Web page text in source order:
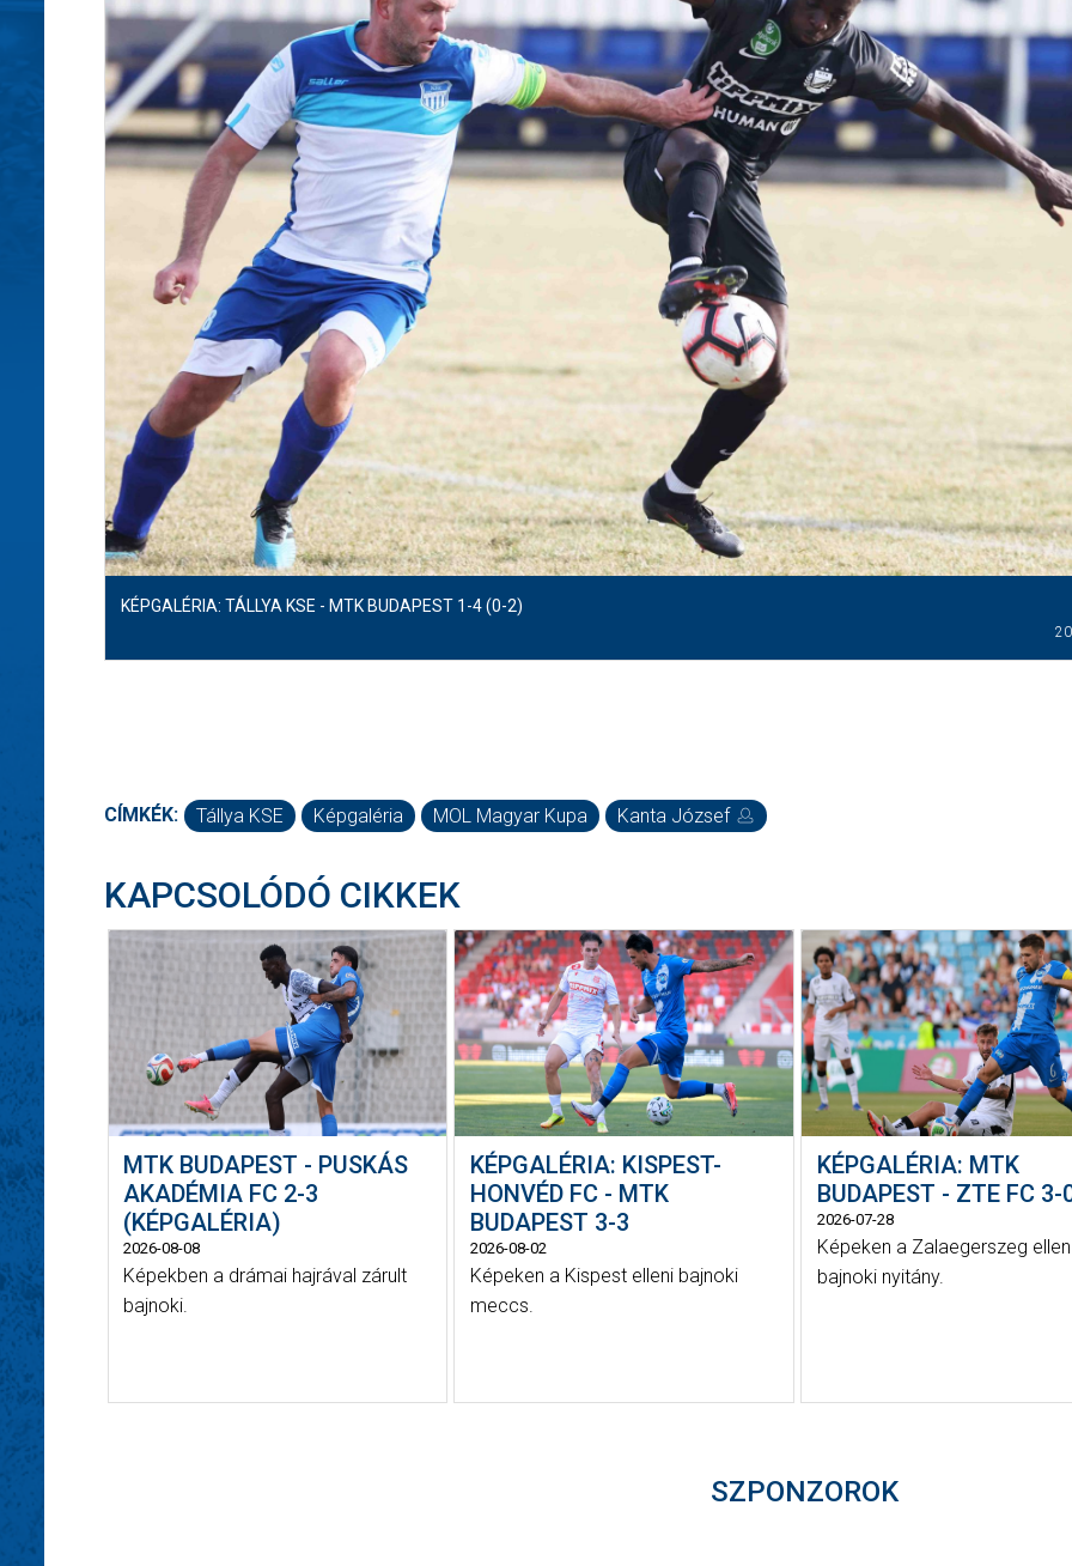
KÉPGALÉRIA: TÁLLYA KSE - MTK BUDAPEST 1-4 (0-2)
CÍMKÉK: Tállya KSE Képgaléria MOL Magyar Kupa Kanta József
KAPCSOLÓDÓ CIKKEK
MTK BUDAPEST - PUSKÁS
AKADÉMIA FC 2-3
(KÉPGALÉRIA)
2026-08-08
Képekben a drámai hajrával zárult
bajnoki.
KÉPGALÉRIA: KISPEST-
HONVÉD FC - MTK
BUDAPEST 3-3
2026-08-02
Képeken a Kispest elleni bajnoki
meccs.
KÉPGALÉRIA: MTK
BUDAPEST - ZTE FC 3-
2026-07-28
Képeken a Zalaegerszeg
bajnoki nyitány.
SZPONZOROK